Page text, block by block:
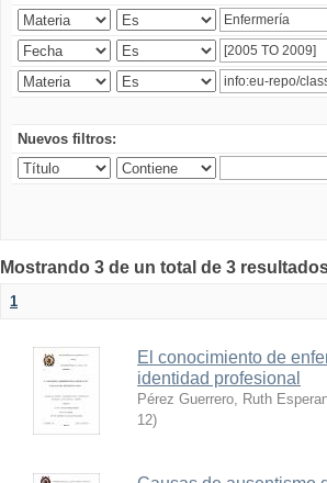
Nuevos filtros:
Mostrando 3 de un total de 3
1
El conocimiento de
identidad profesional
Pérez Guerrero, Ruth
12)